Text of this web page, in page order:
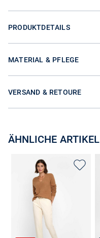
PRODUKTDETAILS
MATERIAL & PFLEGE
VERSAND & RETOURE
ÄHNLICHE ARTIKEL